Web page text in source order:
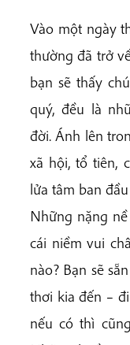
Vào một ngày
thường đã trở
bạn sẽ thấy
quý, đều là
đời. Ánh lên
xã hội, tổ tiên,
lửa tâm ban
Những nặng
cái niềm vui
nào? Bạn sẽ
thơi kia đến –
nếu có thì